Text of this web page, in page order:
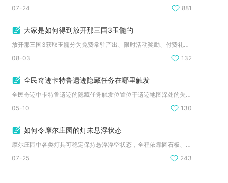
07-24
881
大家是如何得到放开那三国3玉髓的
放开那三国3获取玉髓分为免费常驻产出、限时活动奖励、付费礼包...
08-03
132
全民奇迹卡特鲁遗迹隐藏任务在哪里触发
全民奇迹中卡特鲁遗迹的隐藏任务触发位置位于遗迹地图深处的失落...
05-10
130
如何令摩尔庄园的灯未悬浮状态
摩尔庄园中各类灯具可稳定保持悬浮浮空状态，全程依靠圆石板、地...
07-25
243